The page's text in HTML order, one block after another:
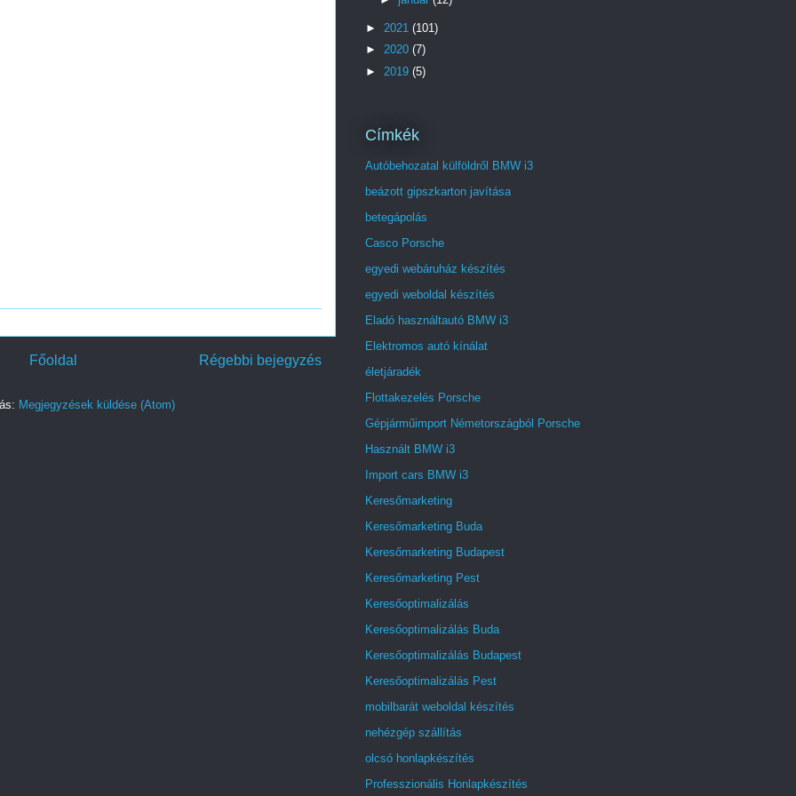
Régebbi bejegyzés
Főoldal
Megjegyzések küldése (Atom)
► 2021 (101)
► 2020 (7)
► 2019 (5)
Címkék
Autóbehozatal külföldről BMW i3
beázott gipszkarton javítása
betegápolás
Casco Porsche
egyedi webáruház készítés
egyedi weboldal készítés
Eladó használtautó BMW i3
Elektromos autó kínálat
életjáradék
Flottakezelés Porsche
Gépjárműimport Németországból Porsche
Használt BMW i3
Import cars BMW i3
Keresőmarketing
Keresőmarketing Buda
Keresőmarketing Budapest
Keresőmarketing Pest
Keresőoptimalizálás
Keresőoptimalizálás Buda
Keresőoptimalizálás Budapest
Keresőoptimalizálás Pest
mobilbarát weboldal készítés
nehézgép szállítás
olcsó honlapkészítés
Professzionális Honlapkészítés